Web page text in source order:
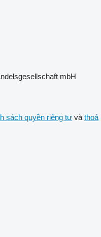
mbH
sách quyền riêng tư và thoả